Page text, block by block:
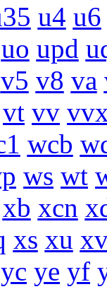
u4 u6
uo upd
v5 v8 va
vt vv
wcb
ws wt
xb xcn
xs xu
yc ye yf